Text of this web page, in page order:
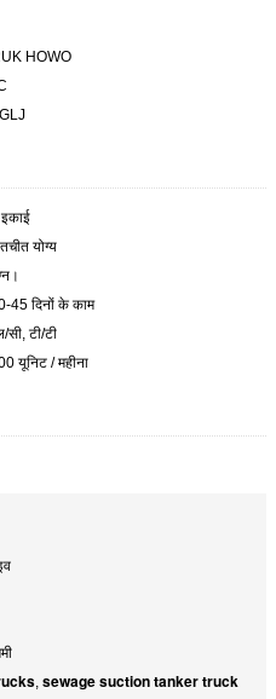
HOWO
योग्य
45 दिनों के काम
सी, टी/टी
यूनिट / महीना
, sewage suction tanker truck